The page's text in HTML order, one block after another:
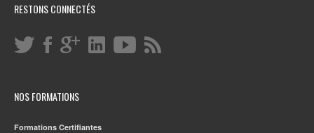
RESTONS CONNECTÉS
NOS FORMATIONS
Formations Certifiantes